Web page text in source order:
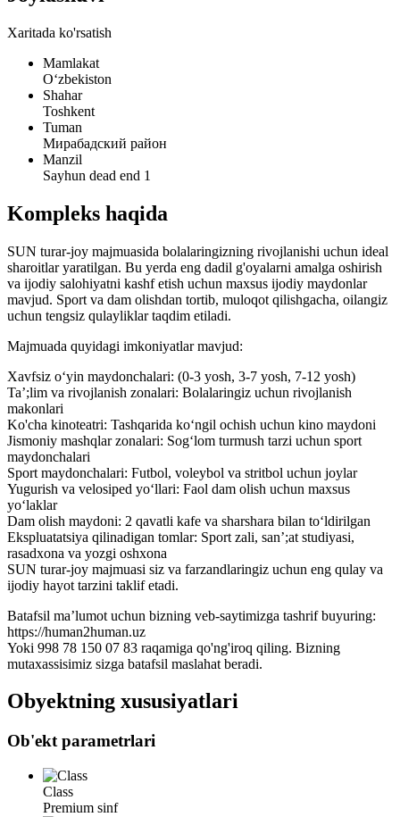
Xaritada ko'rsatish
Mamlakat
Oʻzbekiston
Shahar
Toshkent
Tuman
Мирабадский район
Manzil
Sayhun dead end 1
Kompleks haqida
SUN turar-joy majmuasida bolalaringizning rivojlanishi uchun ideal
sharoitlar yaratilgan. Bu yerda eng dadil g'oyalarni amalga oshirish
va ijodiy salohiyatni kashf etish uchun maxsus ijodiy maydonlar
mavjud. Sport va dam olishdan tortib, muloqot qilishgacha, oilangiz
uchun tengsiz qulayliklar taqdim etiladi.
Majmuada quyidagi imkoniyatlar mavjud:
Xavfsiz o‘yin maydonchalari: (0-3 yosh, 3-7 yosh, 7-12 yosh)
Ta’;lim va rivojlanish zonalari: Bolalaringiz uchun rivojlanish
makonlari
Ko'cha kinoteatri: Tashqarida ko‘ngil ochish uchun kino maydoni
Jismoniy mashqlar zonalari: Sog‘lom turmush tarzi uchun sport
maydonchalari
Sport maydonchalari: Futbol, voleybol va stritbol uchun joylar
Yugurish va velosiped yo‘llari: Faol dam olish uchun maxsus
yo‘laklar
Dam olish maydoni: 2 qavatli kafe va sharshara bilan to‘ldirilgan
Ekspluatatsiya qilinadigan tomlar: Sport zali, san’;at studiyasi,
rasadxona va yozgi oshxona
SUN turar-joy majmuasi siz va farzandlaringiz uchun eng qulay va
ijodiy hayot tarzini taklif etadi.
Batafsil maʼlumot uchun bizning veb-saytimizga tashrif buyuring:
https://human2human.uz
Yoki 998 78 150 07 83 raqamiga qo'ng'iroq qiling. Bizning
mutaxassisimiz sizga batafsil maslahat beradi.
Obyektning xususiyatlari
Ob'ekt parametrlari
Class
Premium sinf